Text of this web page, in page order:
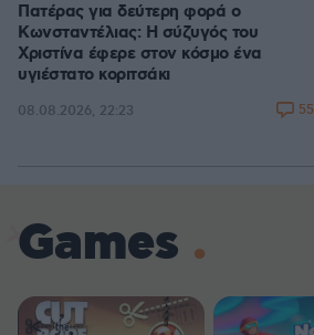
Πατέρας για δεύτερη φορά ο
Κωνσταντέλιας: Η σύζυγός του
Χριστίνα έφερε στον κόσμο ένα
υγιέστατο κοριτσάκι
08.08.2026, 22:23 55
Games